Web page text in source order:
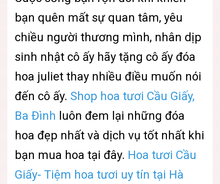
bạn quên mất sự quan tâm, yêu
chiều người thương mình, nhân dịp
sinh nhật cô ấy hãy tặng cô ấy đóa
hoa juliet thay nhiều điều muốn nói
đến cô ấy. Shop hoa tươi Cầu Giấy,
Ba Đình luôn đem lại những đóa
hoa đẹp nhất và dịch vụ tốt nhất khi
bạn mua hoa tại đây. Hoa tươi Cầu
Giấy- Tiệm hoa tươi uy tín tại Hà